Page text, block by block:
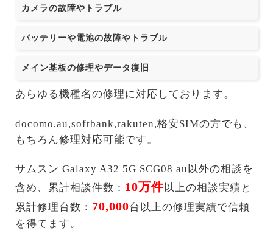
カメラの故障やトラブル
バッテリーや電池の故障やトラブル
メイン基板の修理やデータ復旧
あらゆる機種名の修理に対応しております。
docomo,au,softbank,rakuten,格安SIMの方でも、
もちろん修理対応可能です。
サムスン Galaxy A32 5G SCG08 au以外の相談を
含め、累計相談件数： 10万件以上の相談実績と
累計修理台数： 70,000台以上の修理実績で信頼
を得てます。